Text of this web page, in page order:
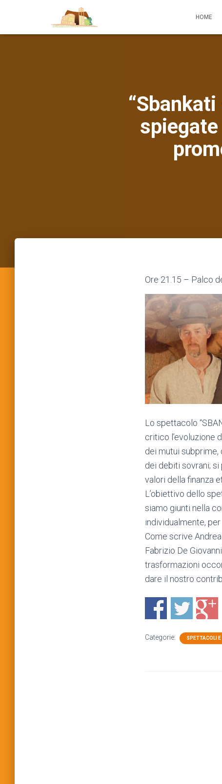
HOME
Ore 21.15 – Palco
Lo spettacolo
critico l’evoluzione
dei mutui
dei debiti sovrani;
valori della finanza
L’obiettivo dello
siamo giunti nella
individualmente, per
Come scrive
Fabrizio De
trasformazioni
dare il nostro
Categorie: SPETTACOLI E